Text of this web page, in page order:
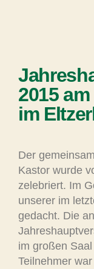
2015
im
Der
Kastor wurde
zelebriert. Im
unserer im
gedacht. Die
im großen
Teilnehmer